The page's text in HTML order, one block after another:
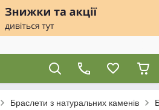
Браслети з натуральних каменів